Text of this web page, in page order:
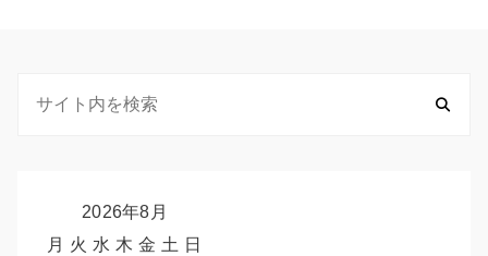
2026年8月
月 火 水 木 金 土 日